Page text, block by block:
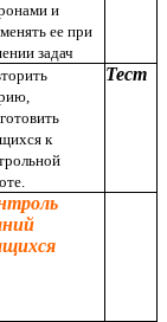
и
ее при
задач
к
Тест